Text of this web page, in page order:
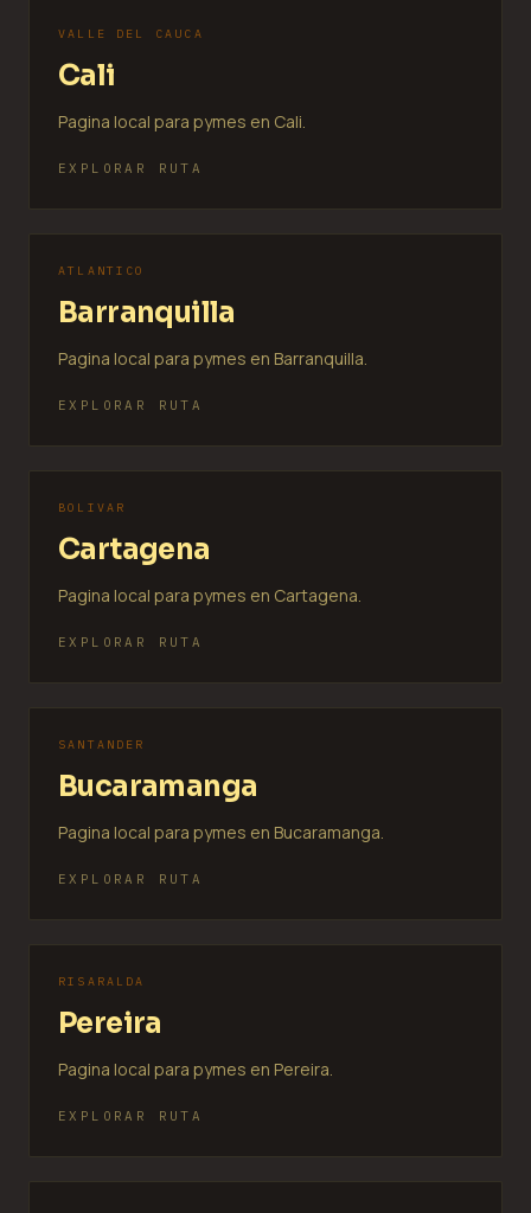
VALLE DEL CAUCA
Cali
Pagina local para pymes en Cali.
EXPLORAR RUTA
ATLANTICO
Barranquilla
Pagina local para pymes en Barranquilla.
EXPLORAR RUTA
BOLIVAR
Cartagena
Pagina local para pymes en Cartagena.
EXPLORAR RUTA
SANTANDER
Bucaramanga
Pagina local para pymes en Bucaramanga.
EXPLORAR RUTA
RISARALDA
Pereira
Pagina local para pymes en Pereira.
EXPLORAR RUTA